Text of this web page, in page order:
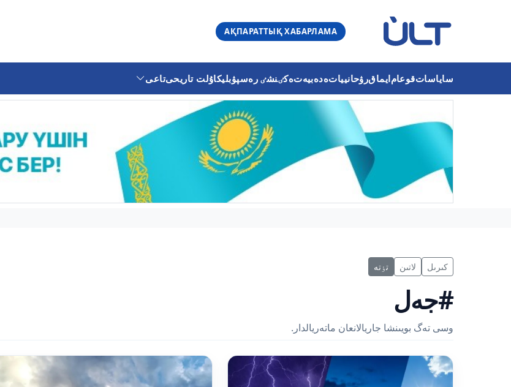
АҚПАРАТТЫҚ ХАБАРЛАМА
ساياساتقوعامايماقرۋحانيياتەدەبيەتەكٸنشٸ رەسپۋبليكاۇلت تاريحىتاعى
كىرىل لاتىن تٶتە
#جەل
وسى تەگ بويىنشا جاريالانعان ماتەريالدار.